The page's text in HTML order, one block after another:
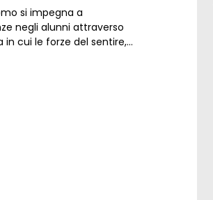
si impegna a
negli alunni attraverso
in cui le forze del sentire,